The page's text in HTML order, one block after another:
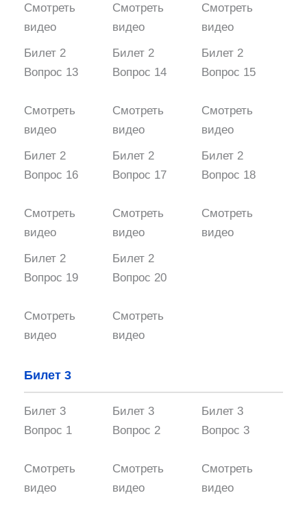
Смотреть
видео
Смотреть
видео
Смотреть
видео
Билет 2
Вопрос 13
Смотреть
видео
Билет 2
Вопрос 14
Смотреть
видео
Билет 2
Вопрос 15
Смотреть
видео
Билет 2
Вопрос 16
Смотреть
видео
Билет 2
Вопрос 17
Смотреть
видео
Билет 2
Вопрос 18
Смотреть
видео
Билет 2
Вопрос 19
Смотреть
видео
Билет 2
Вопрос 20
Смотреть
видео
Билет 3
Билет 3
Вопрос 1
Смотреть
видео
Билет 3
Вопрос 2
Смотреть
видео
Билет 3
Вопрос 3
Смотреть
видео